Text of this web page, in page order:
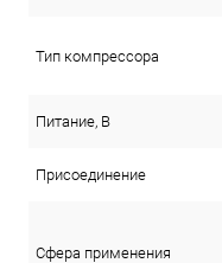
Тип компрессора
Питание, В
Присоединение
Сфера применения